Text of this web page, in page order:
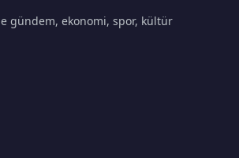
gündem, ekonomi, spor, kültür